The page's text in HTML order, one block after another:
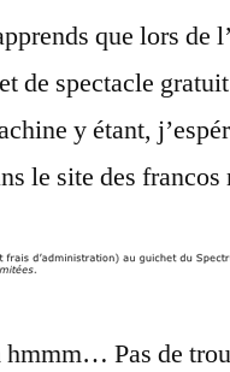
que lors de
de spectacle
y étant,
le site des francos
hmmm… Pas de